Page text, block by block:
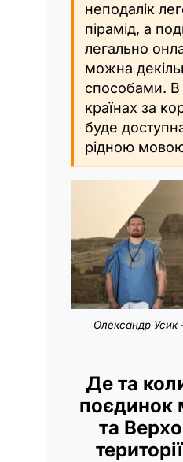
неподалік
пірамід, а
легально
можна
способами.
країнах за
буде
рідною
Олександр Усик
Де та
поєдинок
та